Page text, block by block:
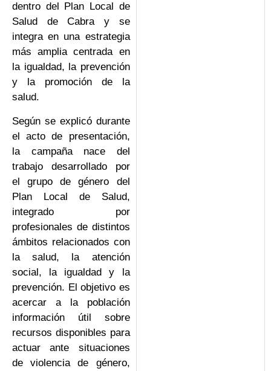
dentro del Plan Local de
Salud de Cabra y se
integra en una estrategia
más amplia centrada en
la igualdad, la prevención
y la promoción de la
salud.
Según se explicó durante
el acto de presentación,
la campaña nace del
trabajo desarrollado por
el grupo de género del
Plan Local de Salud,
integrado por
profesionales de distintos
ámbitos relacionados con
la salud, la atención
social, la igualdad y la
prevención. El objetivo es
acercar a la población
información útil sobre
recursos disponibles para
actuar ante situaciones
de violencia de género,